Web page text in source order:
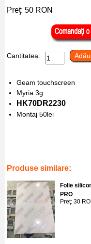
Preţ: 50 RON
Cantitatea:
Geam touchscreen
Myria 3g
HK70DR2230
Montaj 50lei
Produse similare:
Folie
PRO
Preţ: 30